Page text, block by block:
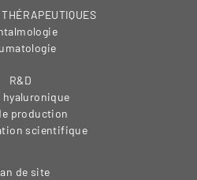
R&D
hyaluronique
production
scientifique
de site